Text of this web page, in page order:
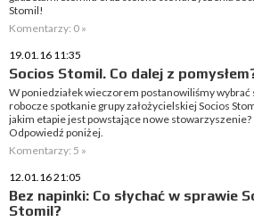
Stomil!
Komentarzy: 0 »
19.01.16 11:35
Socios Stomil. Co dalej z
W poniedziałek wieczorem postanowiliśmy wybrać
robocze spotkanie grupy założycielskiej Socios
jakim etapie jest powstające nowe stowarzyszenie?
Odpowiedź poniżej.
Komentarzy: 5 »
12.01.16 21:05
Bez napinki: Co słychać w sprawie
Stomil?